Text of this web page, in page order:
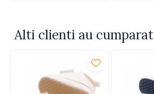
Alti clienti au cumparat